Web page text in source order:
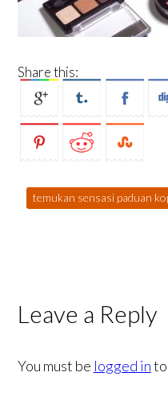
Share this:
temukan sensasi paduan
Leave a Reply
You must be logged into